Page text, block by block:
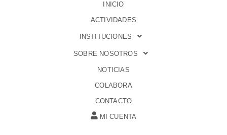
INICIO
ACTIVIDADES
INSTITUCIONES
SOBRE NOSOTROS
NOTICIAS
COLABORA
CONTACTO
MI CUENTA